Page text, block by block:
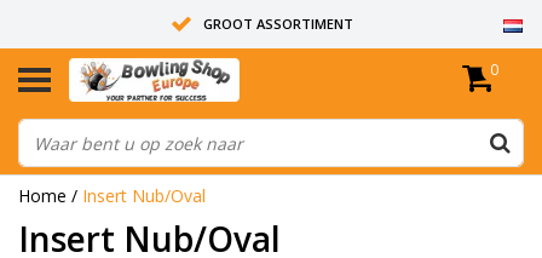
GROOT ASSORTIMENT
14 DAGEN RETOUR RECHT
ALLE BOWLINGBALLEN ZIJN ONGEBOORD
0
Home / Insert Nub/Oval
Insert Nub/Oval